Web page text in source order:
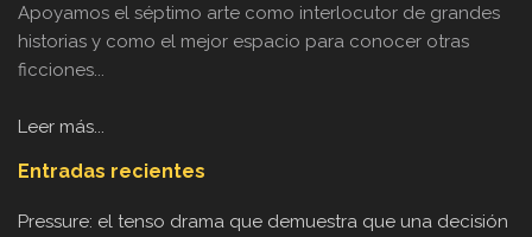
Apoyamos el séptimo arte como interlocutor de grandes
historias y como el mejor espacio para conocer otras
ficciones...
Leer más...
Entradas recientes
Pressure: el tenso drama que demuestra que una decisión